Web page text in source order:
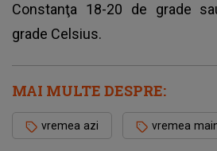
Constanţa 18-20 de grade
grade Celsius.
MAI MULTE DESPRE:
vremea azi vremea